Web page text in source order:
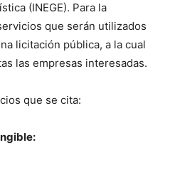
(INEGE). Para la
que serán utilizados
licitación pública, a la cual
las empresas interesadas.
que se cita: